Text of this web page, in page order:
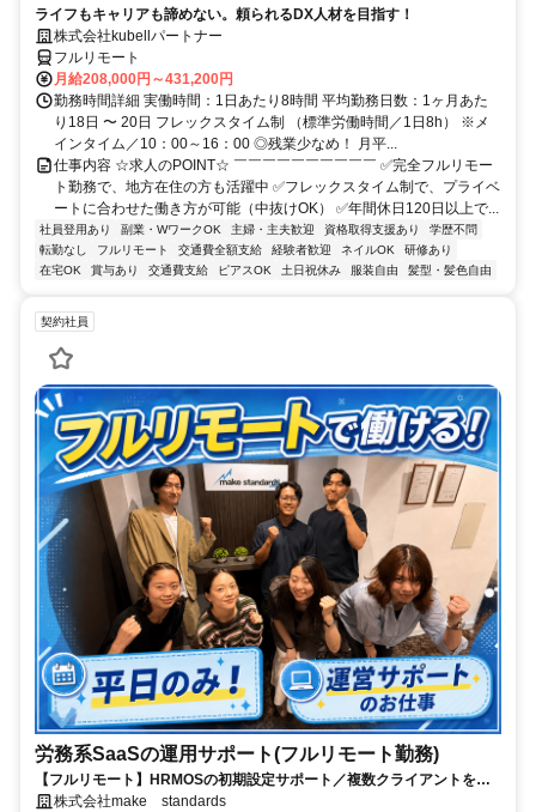
ライフもキャリアも諦めない。頼られるDX人材を目指す！
株式会社kubellパートナー
フルリモート
月給208,000円～431,200円
勤務時間詳細 実働時間：1日あたり8時間 平均勤務日数：1ヶ月あた
り18日 〜 20日 フレックスタイム制 （標準労働時間／1日8h） ※メ
インタイム／10：00～16：00 ◎残業少なめ！ 月平...
仕事内容 ☆求人のPOINT☆ ￣￣￣￣￣￣￣￣￣￣ ✅完全フルリモー
ト勤務で、地方在住の方も活躍中 ✅フレックスタイム制で、プライベ
ートに合わせた働き方が可能（中抜けOK） ✅年間休日120日以上で...
社員登用あり 副業・WワークOK 主婦・主夫歓迎 資格取得支援あり
学歴不問
転勤なし
フルリモート 交通費全額支給 経験者歓迎 ネイルOK
研修あり
在宅OK
賞与あり 交通費支給 ピアスOK 土日祝休み 服装自由 髪型・髪色自由
契約社員
労務系SaaSの運用サポート(フルリモート勤務)
【フルリモート】HRMOSの初期設定サポート／複数クライアントを同
時進行／業務経験無しでもOK
株式会社make standards